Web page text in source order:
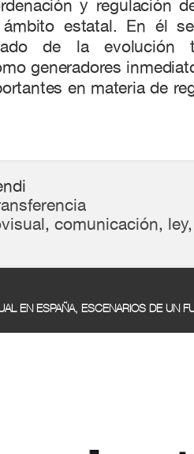
y regulación
estatal. En él
de la evolución
generadores
en materia de
, comunicación, ley
EN ESPAÑA, ESCENARIOS DE UN